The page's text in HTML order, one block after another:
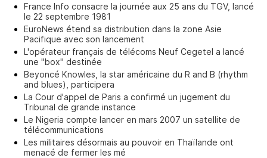
France Info consacre la journée aux 25 ans du TGV, lancé
le 22 septembre 1981
EuroNews étend sa distribution dans la zone Asie
Pacifique avec son lancement
L'opérateur français de télécoms Neuf Cegetel a lancé
une "box" destinée
Beyoncé Knowles, la star américaine du R and B (rhythm
and blues), participera
La Cour d'appel de Paris a confirmé un jugement du
Tribunal de grande instance
Le Nigeria compte lancer en mars 2007 un satellite de
télécommunications
Les militaires désormais au pouvoir en Thaïlande ont
menacé de fermer les mé